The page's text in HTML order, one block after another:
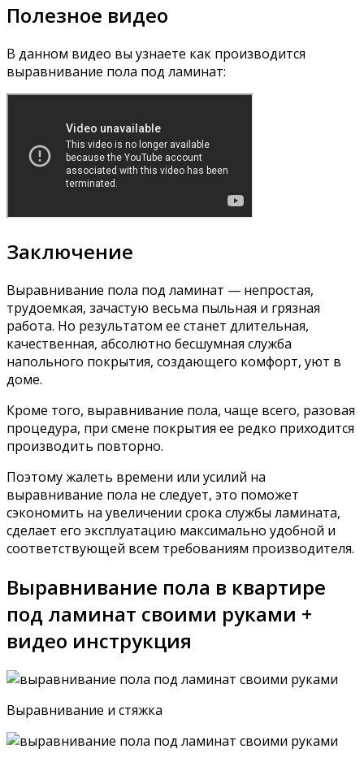
Полезное видео
В данном видео вы узнаете как производится
выравнивание пола под ламинат:
Заключение
Выравнивание пола под ламинат — непростая,
трудоемкая, зачастую весьма пыльная и грязная
работа. Но результатом ее станет длительная,
качественная, абсолютно бесшумная служба
напольного покрытия, создающего комфорт, уют в
доме.
Кроме того, выравнивание пола, чаще всего, разовая
процедура, при смене покрытия ее редко приходится
производить повторно.
Поэтому жалеть времени или усилий на
выравнивание пола не следует, это поможет
сэкономить на увеличении срока службы ламината,
сделает его эксплуатацию максимально удобной и
соответствующей всем требованиям производителя.
Выравнивание пола в квартире
под ламинат своими руками +
видео инструкция
Выравнивание и стяжка